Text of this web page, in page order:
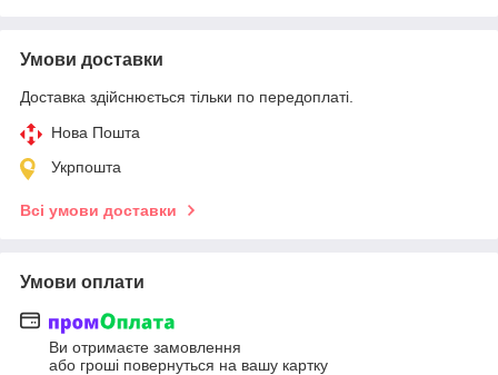
Умови доставки
Доставка здійснюється тільки по передоплаті.
Нова Пошта
Укрпошта
Всі умови доставки
Умови оплати
Ви отримаєте замовлення
або гроші повернуться на вашу картку